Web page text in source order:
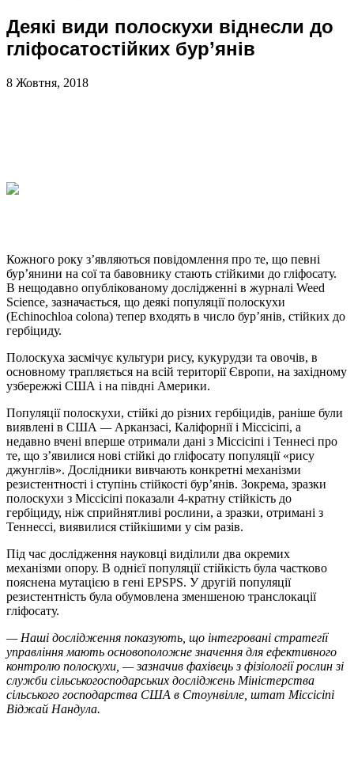
Деякі види полоскухи віднесли до
гліфосатостійких бур’янів
8 Жовтня, 2018
Кожного року з’являються повідомлення про те, що певні
бур’янини на сої та бавовнику стають стійкими до гліфосату.
В нещодавно опублікованому дослідженні в журналі Weed
Science, зазначається, що деякі популяції полоскухи
(Echinochloa colona) тепер входять в число бур’янів, стійких до
гербіциду.
Полоскуха засмічує культури рису, кукурудзи та овочів, в
основному трапляється на всій території Європи, на західному
узбережжі США і на півдні Америки.
Популяції полоскухи, стійкі до різних гербіцидів, раніше були
виявлені в США —Арканзасі, Каліфорнії і Міссісіпі, а
недавно вчені вперше отримали дані з Міссісіпі і Теннесі про
те, що з’явилися нові стійкі до гліфосату популяції «рису
джунглів». Дослідники вивчають конкретні механізми
резистентності і ступінь стійкості бур’янів. Зокрема, зразки
полоскухи з Міссісіпі показали 4-кратну стійкість до
гербіциду, ніж сприйнятливі рослини, а зразки, отримані з
Теннессі, виявилися стійкішими у сім разів.
Під час дослідження науковці виділили два окремих
механізми опору. В однієї популяції стійкість була частково
пояснена мутацією в гені EPSPS. У другій популяції
резистентність була обумовлена зменшеною транслокації
гліфосату.
— Наші дослідження показують, що інтегровані стратегії
управління мають основоположне значення для ефективного
контролю полоскухи, — зазначив фахівець з фізіології рослин зі
служби сільськогосподарських досліджень Міністерства
сільського господарства США в Стоунвілле, штат Міссісіпі
Віджай Нандула.